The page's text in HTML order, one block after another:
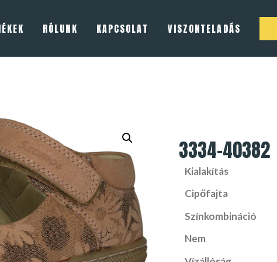
RÓLUNK KAPCSOLAT VISZONTELADÁS
3334-40382
Kialakítás
Cipőfajta
Színkombináció
Nem